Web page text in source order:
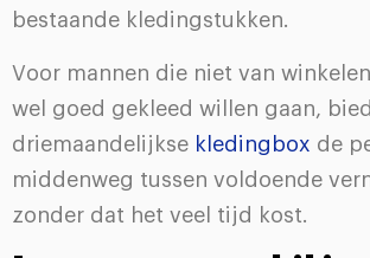
bestaande kledingstukken.
Voor mannen die niet van
wel goed gekleed willen gaan,
driemaandelijkse kledingbox de
middenweg tussen voldoende
zonder dat het veel tijd kost.